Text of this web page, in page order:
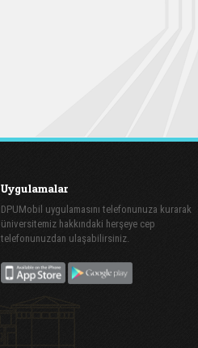
Uygulamalar
DPUMobil uygulamasını telefonunuza kurarak
üniversitemiz hakkındaki herşeye cep
telefonunuzdan ulaşabilirsiniz.